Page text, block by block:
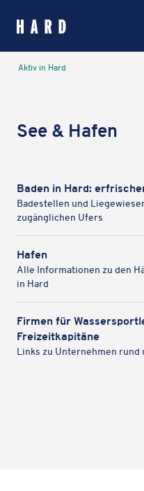
Verwaltung, Politik & Rathaus
Leben in Hard
Bildung, Soziales & Familie
Aktiv in Hard
Veranstaltungen, Vereine & See
Aktiv in Hard
See & Hafen
Baden in Hard:
Bade­stel­len und
zugäng­li­chen Ufers
Hafen
Alle Infor­ma­tio­nen zu den
in Hard
Firmen für
Freizeitkapitäne
Links zu Unter­neh­men rund
Kartenansicht